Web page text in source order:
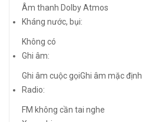
Âm thanh Dolby Atmos
Kháng nước, bụi:
Không có
Ghi âm:
Ghi âm cuộc gọiGhi âm mặc định
Radio:
FM không cần tai nghe